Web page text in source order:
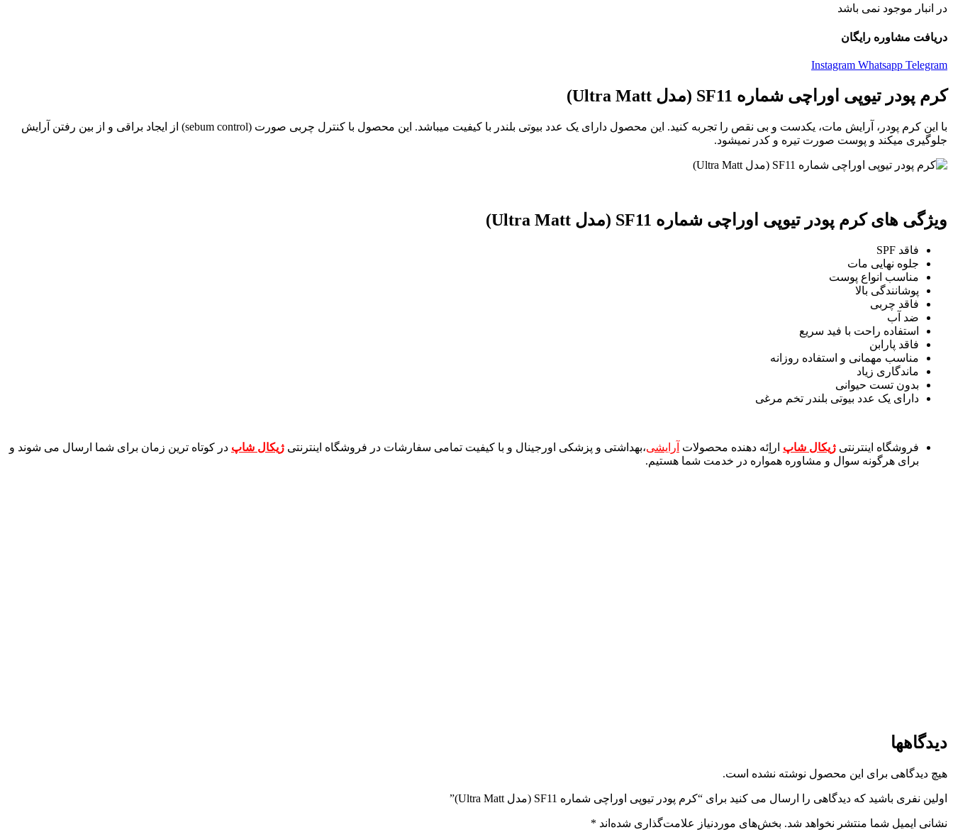
در انبار موجود نمی باشد
دریافت مشاوره رایگان
Instagram Whatsapp Telegram
کرم پودر تیوپی اوراچی شماره SF11 (مدل Ultra Matt)
با این کرم پودر، آرایش مات، یکدست و بی نقص را تجربه کنید. این محصول دارای یک عدد بیوتی بلندر با کیفیت میباشد. این محصول با کنترل چربی صورت (sebum control) از ایجاد براقی و از بین رفتن آرایش
جلوگیری میکند و پوست صورت تیره و کدر نمیشود.
ویژگی هایکرم پودر تیوپی اوراچی شماره SF11 (مدل Ultra Matt)
فاقد SPF
جلوه نهایی مات
مناسب انواع پوست
پوشانندگی بالا
فاقد چربی
ضد آب
استفاده راحت با فید سریع
فاقد پارابن
مناسب مهمانی و استفاده روزانه
ماندگاری زیاد
بدون تست حیوانی
دارای یک عدد بیوتی بلندر تخم مرغی
فروشگاه اینترنتی ژیکال شاپ اراِئه دهنده محصولات آرایشی،بهداشتی و پزشکی اورجینال و با کیفیت تمامی سفارشات در فروشگاه اینترنتی ژیکال شاپ در کوتاه ترین زمان برای شما ارسال می شوند و
برای هرگونه سوال و مشاوره همواره در خدمت شما هستیم.
دیدگاهها
هیچ دیدگاهی برای این محصول نوشته نشده است.
اولین نفری باشید که دیدگاهی را ارسال می کنید برای “کرم پودر تیوپی اوراچی شماره SF11 (مدل Ultra Matt)”
نشانی ایمیل شما منتشر نخواهد شد. بخش‌های موردنیاز علامت‌گذاری شده‌اند *